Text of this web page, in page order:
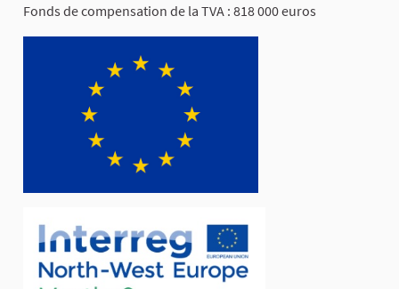
Fonds de compensation de la TVA : 818 000 euros